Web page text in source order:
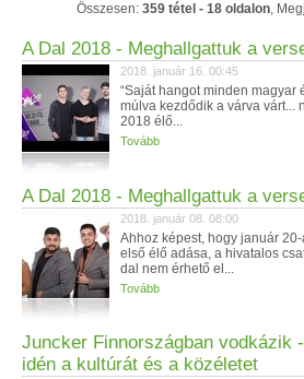
Összesen: 359 tétel - 18 oldalon,
A Dal 2018 - Meghallgattuk a
2018. január 16. 00:45
“Saját hangot minden magyar
múlva kezdődik a várva várt...
2018 élő...
Tovább
A Dal 2018 - Meghallgattuk a
2018. január 08. 08:00
Ahhoz képest, hogy január
első élő adása, a hivatalos
dal nem érhető el...
Tovább
Juncker Finnországban vodkázik
idén a kultúrát és a közéletet